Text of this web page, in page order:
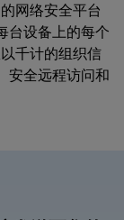
网络安全平台
台设备上的每个
千计的组织信
安全远程访问和